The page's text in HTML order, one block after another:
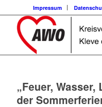
Impressum
„Feuer,
der